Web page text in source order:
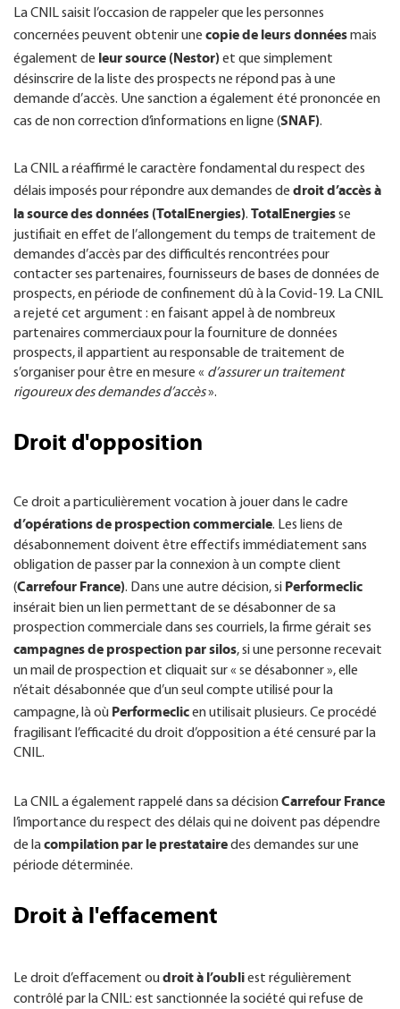
La CNIL saisit l’occasion de rappeler que les personnes
concernées peuvent obtenir une copie de leurs donnéesmais
également de leur source (Nestor) et que simplement
désinscrire de la liste des prospects ne répond pas à une
demande d’accès. Une sanction a également été prononcée en
cas de non correction d’informations en ligne (SNAF).
La CNIL a réaffirmé le caractère fondamental du respect des
délais imposés pour répondre aux demandes de droit d’accès à
la source des données (TotalEnergies). TotalEnergiesse
justifiait en effet de l’allongement du temps de traitement de
demandes d’accès par des difficultés rencontrées pour
contacter ses partenaires, fournisseurs de bases de données de
prospects, en période de confinement dû à la Covid-19. La CNIL
a rejeté cet argument : en faisant appel à de nombreux
partenaires commerciaux pour la fourniture de données
prospects, il appartient au responsable de traitement de
s’organiser pour être en mesure « d’assurer un traitement
rigoureux des demandes d’accès».
Droit d'opposition
Ce droit a particulièrement vocation à jouer dans le cadre
d’opérations de prospection commerciale. Les liens de
désabonnement doivent être effectifs immédiatement sans
obligation de passer par la connexion à un compte client
(Carrefour France). Dans une autre décision, si Performeclic
insérait bien un lien permettant de se désabonner de sa
prospection commerciale dans ses courriels, la firme gérait ses
campagnes de prospection par silos, si une personne recevait
un mail de prospection et cliquait sur « se désabonner », elle
n’était désabonnée que d’un seul compte utilisé pour la
campagne, là où Performeclicen utilisait plusieurs. Ce procédé
fragilisant l’efficacité du droit d’opposition a été censuré par la
CNIL.
La CNIL a également rappelé dans sa décisionCarrefour France
l’importance du respect des délais qui ne doivent pas dépendre
de lacompilation par le prestatairedes demandes sur une
période déterminée.
Droit à l'effacement
Le droit d’effacement oudroit à l’oubliest régulièrement
contrôlé par la CNIL: est sanctionnée la société qui refuse de